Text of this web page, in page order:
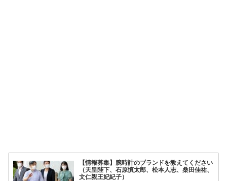
【情報募集】腕時計のブランドを教えてください
（天皇陛下、石原慎太郎、松本人志、桑田佳祐、
文仁親王妃紀子）